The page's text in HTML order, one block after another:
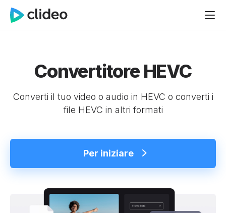
Convertitore HEVC
Converti il tuo video o audio in HEVC o converti i
file HEVC in altri formati
Per iniziare